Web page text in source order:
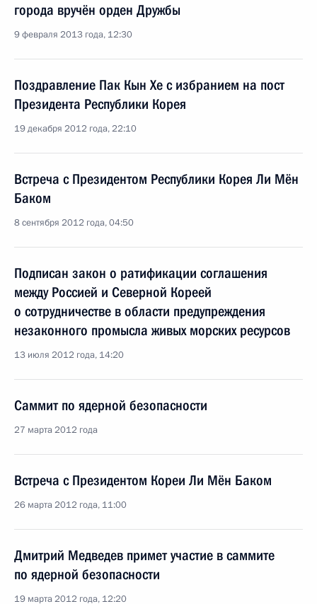
города вручён орден Дружбы
9 февраля 2013 года, 12:30
Поздравление Пак Кын Хе с избранием на пост
Президента Республики Корея
19 декабря 2012 года, 22:10
Встреча с Президентом Республики Корея Ли Мён
Баком
8 сентября 2012 года, 04:50
Подписан закон о ратификации соглашения
между Россией и Северной Кореей
о сотрудничестве в области предупреждения
незаконного промысла живых морских ресурсов
13 июля 2012 года, 14:20
Саммит по ядерной безопасности
27 марта 2012 года
Встреча с Президентом Кореи Ли Мён Баком
26 марта 2012 года, 11:00
Дмитрий Медведев примет участие в саммите
по ядерной безопасности
19 марта 2012 года, 12:20